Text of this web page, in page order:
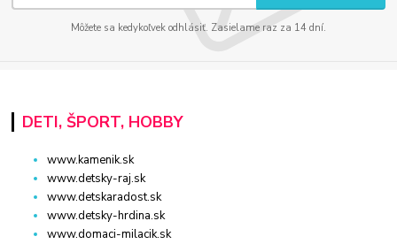
Môžete sa kedykoľvek odhlásiť. Zasielame raz za 14 dní.
DETI, ŠPORT, HOBBY
www.kamenik.sk
www.detsky-raj.sk
www.detskaradost.sk
www.detsky-hrdina.sk
www.domaci-milacik.sk